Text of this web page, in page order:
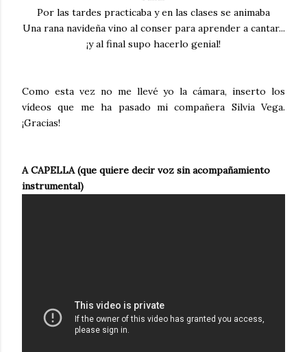
Por las tardes practicaba y en las clases se animaba
Una rana navideña vino al conser para aprender a cantar...
¡y al final supo hacerlo genial!
Como esta vez no me llevé yo la cámara, inserto los
vídeos que me ha pasado mi compañera Silvia Vega.
¡Gracias!
A CAPELLA (que quiere decir voz sin acompañamiento
instrumental)